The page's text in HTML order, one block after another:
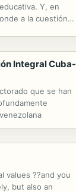
Y, en
a la cuestión
Integral Cuba-
que se han
values ??and you
but also an